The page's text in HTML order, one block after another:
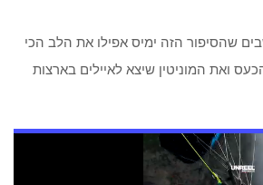
שהסיפור הזה ימיס אפילו את הלב הכי
ואת המוניטין שיצא לאיילים בארצות